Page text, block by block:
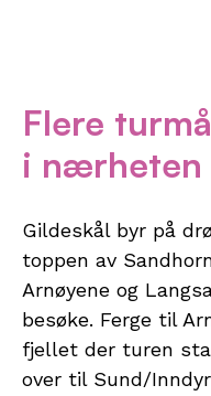
Flere
i nærheten
Gildeskål byr på
toppen av
Arnøyene og
besøke. Ferge til
fjellet der turen
over til Sund/